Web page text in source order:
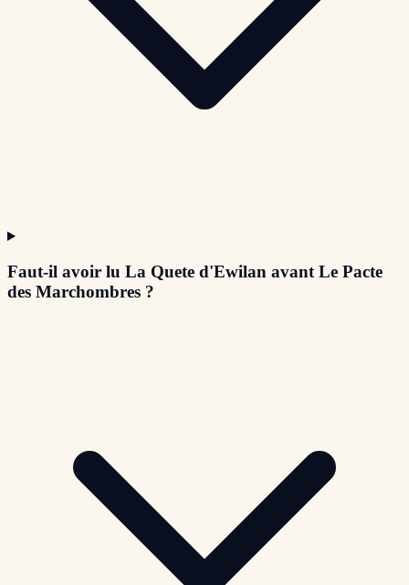
Faut-il avoir lu La Quete d'Ewilan avant Le Pacte
des Marchombres ?